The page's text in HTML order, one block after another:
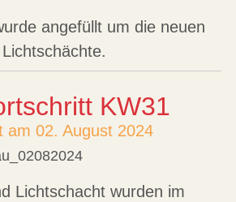
angefüllt um die neuen
Lichtschächte.
KW31
am 02. August 2024
Lichtschacht wurden im